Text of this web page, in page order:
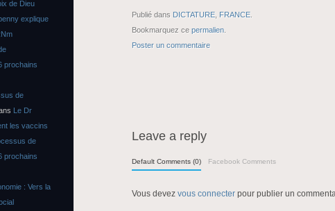
Publié dans DICTATURE FRANCE
Bookmarquez ce permalien
Poster un commentaire
Leave a reply
Default Comments (0) Facebook Comments
Vous devez vous connecter pour publier un
de Dieu
explique
prochains
de
Le Dr
les vaccins
de
prochains
: Vers la